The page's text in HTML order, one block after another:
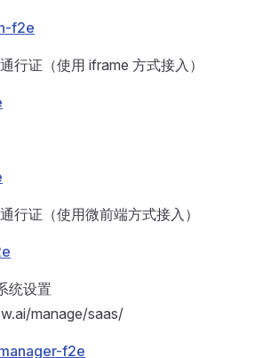
f2e
行证（使用 iframe 方式接入）
行证（使用微前端方式接入）
统设置
manage/saas/
f2e